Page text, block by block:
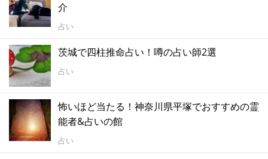
介
占い
茨城で四柱推命占い！噂の占い師2選
占い
怖いほど当たる！神奈川県平塚でおすすめの霊
能者&占いの館
占い